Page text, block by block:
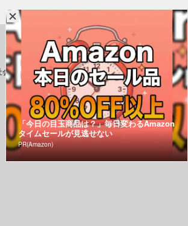
会
スポーツ
「今日の目玉商品は？」毎日変わるAmazon
タイムセールが見逃せない
PR(Amazon)